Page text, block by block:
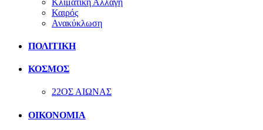
Καιρός
Ανακύκλωση
ΠΟΛΙΤΙΚΗ
ΚΟΣΜΟΣ
22ΟΣ ΑΙΩΝΑΣ
ΟΙΚΟΝΟΜΙΑ